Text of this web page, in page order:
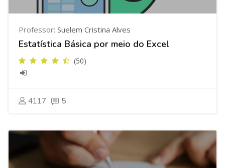
Professor: Suelem Cristina Alves
Estatística Básica por meio do Excel
(50)
4117 5